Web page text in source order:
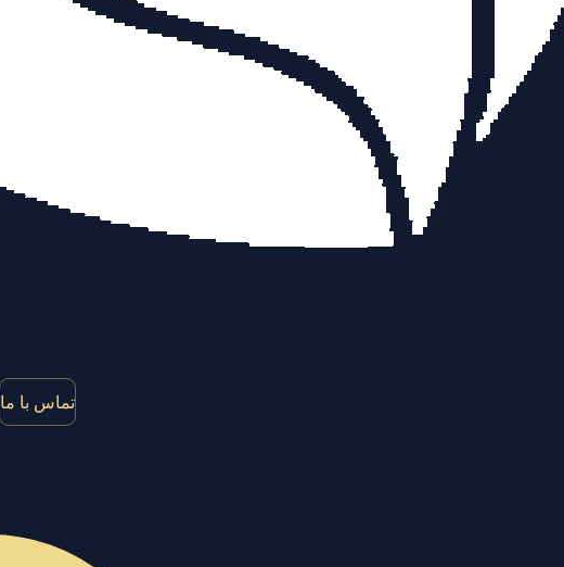
تماس با ما